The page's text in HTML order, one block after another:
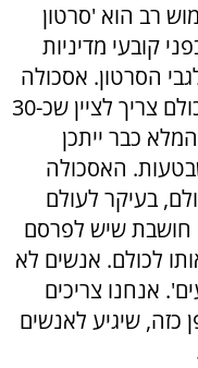
רב הוא 'סרטון
קובעי מדיניות
הסרטון. אסכולה
אחת אומרת שכדאי להפיץ אותו לכולם צריך לציין שכ-30
המלא כבר ייתכן
האסכולה
בעיקר לעולם
חושבת שיש לפרסם
לכולם. אנשים לא
אנחנו צריכים
כזה, שיגיע לאנשים